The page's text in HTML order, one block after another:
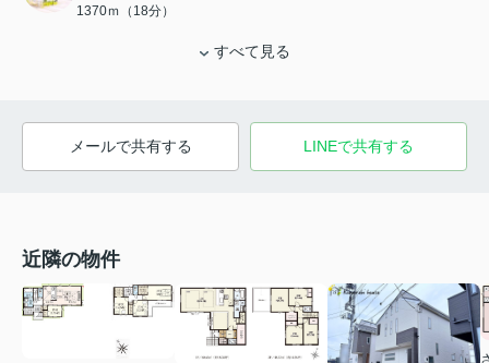
1370ｍ（18分）
すべて見る
メールで共有する LINEで共有する
近隣の物件